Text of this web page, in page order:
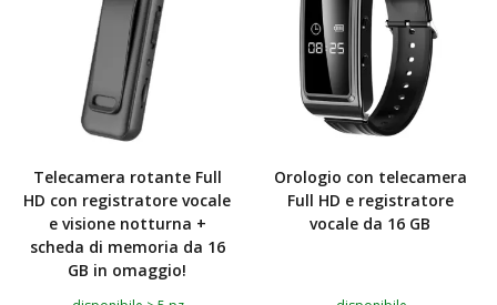
Telecamera rotante Full
HD con registratore vocale
e visione notturna +
scheda di memoria da 16
GB in omaggio!
Orologio con telecamera
Full HD e registratore
vocale da 16 GB